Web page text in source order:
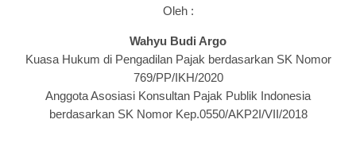
Oleh :
Wahyu Budi Argo
Kuasa Hukum di Pengadilan Pajak berdasarkan SK Nomor
769/PP/IKH/2020
Anggota Asosiasi Konsultan Pajak Publik Indonesia
berdasarkan SK Nomor Kep.0550/AKP2I/VII/2018